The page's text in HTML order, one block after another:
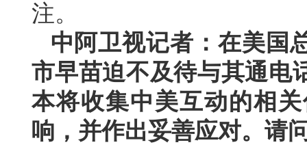
注。
中阿卫视记者：在美国
市早苗迫不及待与其通电
本将收集中美互动的相
响，并作出妥善应对。请